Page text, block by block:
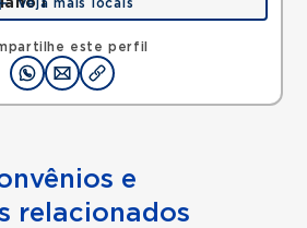
este perfil
I
Marechal Floriano, Jardim Vinte
Duque de Caxias, RJ,
Veja mais locais
e
relacionados